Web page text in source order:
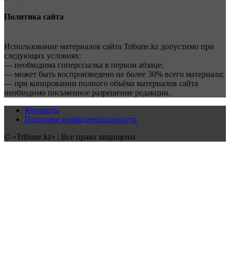
Политика сайта
Использование материалов сайта Tribune.kz допустимо при
следующих условиях:
— необходима гиперссылка в первом абзаце;
— может быть воспроизведено не более 30% всего материала;
— при копировании полного объёма материалов сайта
необходимо письменное разрешение редакции.
Контакты
Политика конфиденциальности
© «Tribune.kz» | Все права защищены